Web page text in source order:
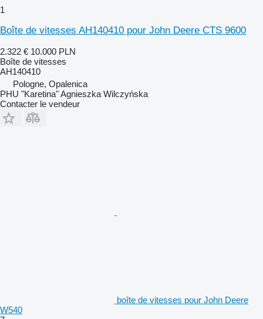
1
Boîte de vitesses AH140410 pour John Deere CTS 9600
2.322 € 10.000 PLN
Boîte de vitesses
AH140410
Pologne, Opalenica
PHU "Karetina" Agnieszka Wilczyńska
Contacter le vendeur
boîte de vitesses pour John Deere
W540